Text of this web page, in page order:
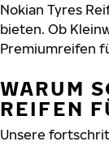
Nokian Tyres
bieten. Ob
Premiumreifen
WARUM
REIFEN
Unsere